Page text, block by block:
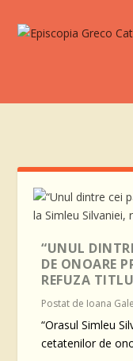
“UNUL
DE ONOARE
REFUZA
Postat de Ioana Gale
“Orasul Simleu
cetatenilor de